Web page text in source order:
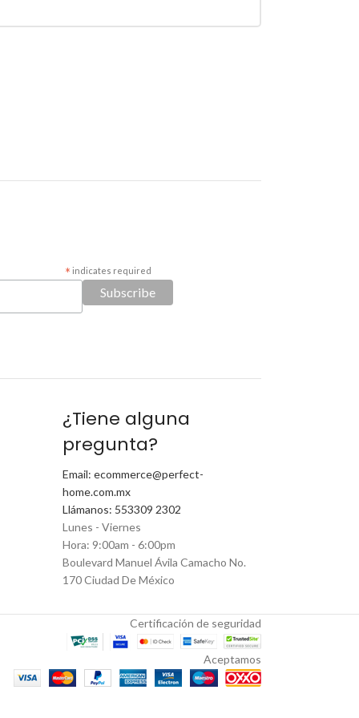
* indicates required
¿Tiene alguna
pregunta?
Email: ecommerce@perfect-
home.com.mx
Llámanos: 553309 2302
Lunes - Viernes
Hora: 9:00am - 6:00pm
Boulevard Manuel Ávila Camacho No.
170 Ciudad De México
Certificación de seguridad
Aceptamos